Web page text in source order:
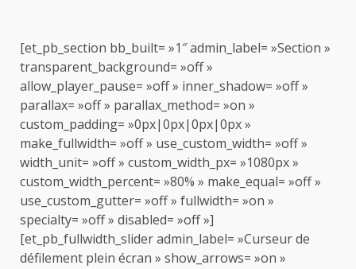
[et_pb_section bb_built= »1″ admin_label= »Section »
transparent_background= »off »
allow_player_pause= »off » inner_shadow= »off »
parallax= »off » parallax_method= »on »
custom_padding= »0px|0px|0px|0px »
make_fullwidth= »off » use_custom_width= »off »
width_unit= »off » custom_width_px= »1080px »
custom_width_percent= »80% » make_equal= »off »
use_custom_gutter= »off » fullwidth= »on »
specialty= »off » disabled= »off »]
[et_pb_fullwidth_slider admin_label= »Curseur de
défilement plein écran » show_arrows= »on »